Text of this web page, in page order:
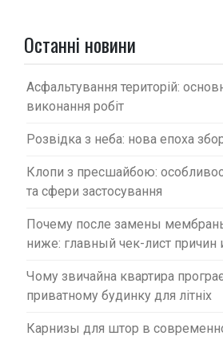
Останні новини
Асфальтування територій:
виконання робіт
Розвідка з неба: нова епоха
Клопи з пресшайбою:
та сфери застосування
Почему после замены
ниже: главный чек-лист причин
Чому звичайна квартира
приватному будинку для літніх
Карнизы для штор в